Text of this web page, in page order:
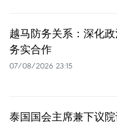
越马防务关系：深化
务实合作
07/08/2026 23:15
泰国国会主席兼下议